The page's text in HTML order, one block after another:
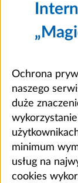
Ochrona
naszego
duże
minimum
usług na
cookies